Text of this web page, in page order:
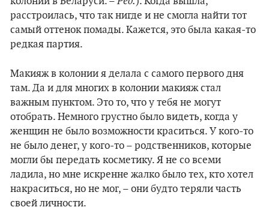
расстроилась, что так нигде и не смогла найти тот
самый оттенок помады. Кажется, это была какая-то
редкая партия.
Макияж в колонии я делала с самого первого дня
там. Да и для многих в колонии макияж стал
важным пунктом. Это то, что у тебя не могут
отобрать. Немного грустно было видеть, когда у
женщин не было возможности краситься. У кого-то
не было денег, у кого-то – родственников, которые
могли бы передать косметику. Я не со всеми
ладила, но мне искренне жалко было тех, кто хотел
накраситься, но не мог, – они будто теряли часть
своей личности.